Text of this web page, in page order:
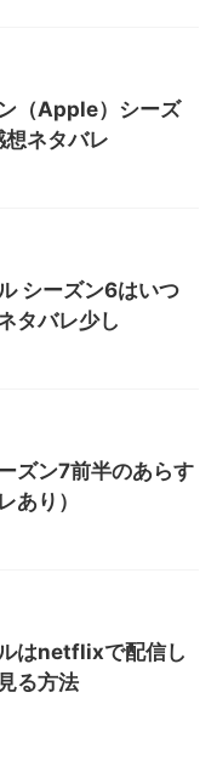
（Apple）シーズ
想ネタバレ
シーズン6はいつ
タバレ少し
ズン7前半のあらす
あり）
はnetflixで配信し
る方法